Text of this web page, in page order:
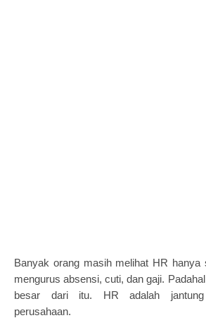
Banyak orang masih melihat HR hanya
mengurus absensi, cuti, dan gaji.
besar dari itu. HR adalah jantung
perusahaan.